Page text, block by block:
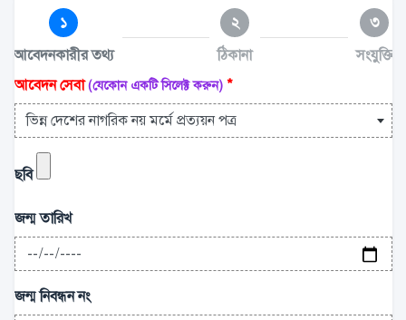
১
আবেদনকারীর তথ্য
২
ঠিকানা
৩
সংযুক্তি
আবেদন সেবা(যেকোন একটি সিলেক্ট করুন) *
ভিন্ন দেশের নাগরিক নয় মর্মে প্রত্যয়ন পত্র
ছবি
জন্ম তারিখ
জন্ম নিবন্ধন নং